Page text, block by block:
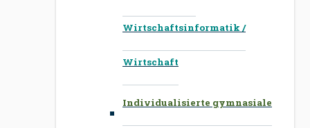
Wirtschaftsinformatik /
Wirtschaft
Individualisierte gymnasiale